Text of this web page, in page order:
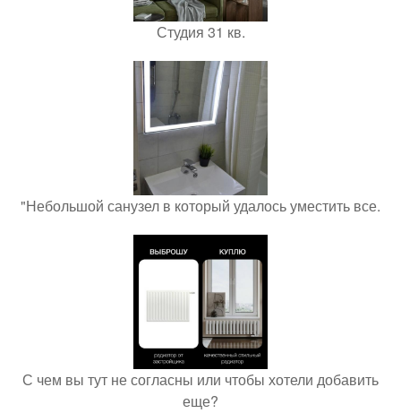
Студия 31 кв.
"Небольшой санузел в который удалось уместить все.
С чем вы тут не согласны или чтобы хотели добавить
еще?